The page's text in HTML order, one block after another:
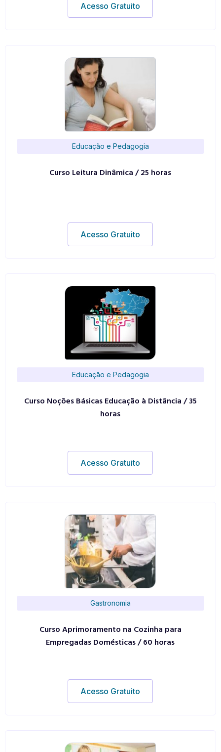
Acesso Gratuito
Educação e Pedagogia
Curso Leitura Dinâmica / 25 horas
Acesso Gratuito
Educação e Pedagogia
Curso Noções Básicas Educação à Distância / 35
horas
Acesso Gratuito
Gastronomia
Curso Aprimoramento na Cozinha para
Empregadas Domésticas / 60 horas
Acesso Gratuito